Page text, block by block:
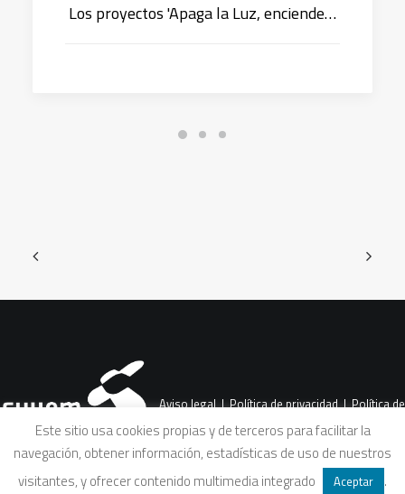
Los proyectos 'Apaga la Luz, enciende…
Aviso legal|Política de privacidad|Política de
Este sitio usa cookies propias y de terceros para facilitar la
navegación, obtener información, estadísticas de uso de nuestros
visitantes, y ofrecer contenido multimedia integrado
Aceptar .